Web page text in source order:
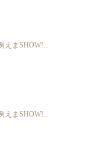
えまSHOW!...
えまSHOW!...